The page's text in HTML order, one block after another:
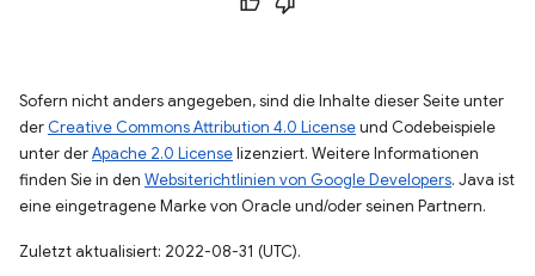
Sofern nicht anders angegeben, sind die Inhalte dieser Seite unter
der Creative Commons Attribution 4.0 Licenseund Codebeispiele
unter derApache 2.0 Licenselizenziert. Weitere Informationen
finden Sie in den Websiterichtlinien von Google Developers. Java ist
eine eingetragene Marke von Oracle und/oder seinen Partnern.
Zuletzt aktualisiert: 2022-08-31 (UTC).